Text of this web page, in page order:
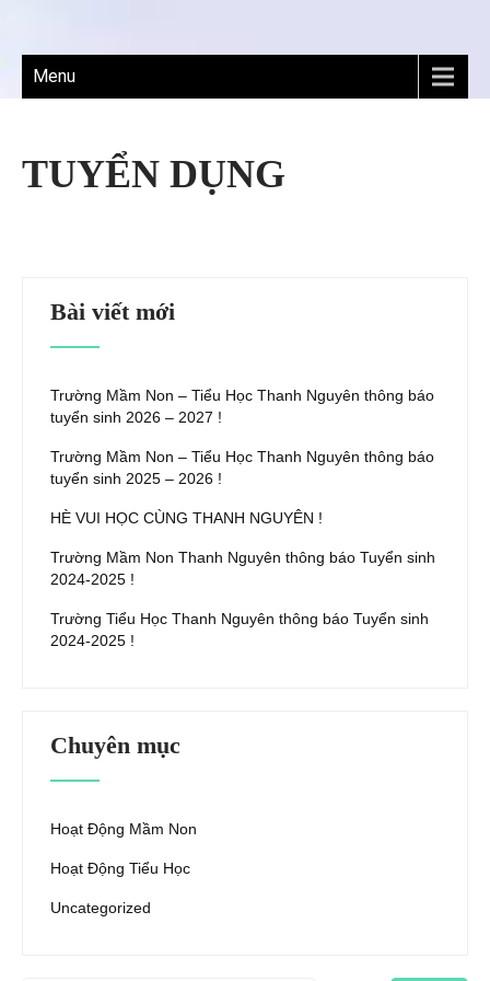
Menu
TUYỂN DỤNG
Bài viết mới
Trường Mầm Non – Tiểu Học Thanh Nguyên thông báo
tuyển sinh 2026 – 2027 !
Trường Mầm Non – Tiểu Học Thanh Nguyên thông báo
tuyển sinh 2025 – 2026 !
HÈ VUI HỌC CÙNG THANH NGUYÊN !
Trường Mầm Non Thanh Nguyên thông báo Tuyển sinh
2024-2025 !
Trường Tiểu Học Thanh Nguyên thông báo Tuyển sinh
2024-2025 !
Chuyên mục
Hoạt Động Mầm Non
Hoạt Động Tiểu Học
Uncategorized